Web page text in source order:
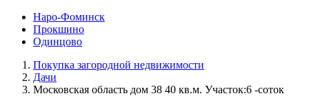
Наро-Фоминск
Прокшино
Одинцово
Покупка загородной недвижимости
Дачи
Московская область дом 38 40 кв.м. Участок:6 -соток